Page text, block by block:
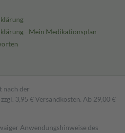
- Mein Medikationsplan
nach der
3,95 € Versandkosten. Ab 29,00 €
Anwendungshinweise des